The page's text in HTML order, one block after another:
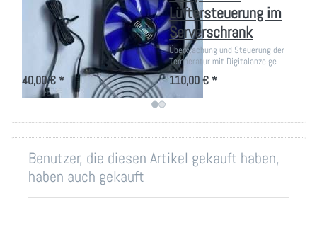
120mm zum
Selbsteinbau
Flüster-Lüfter als Bausatz für
eigene Projekte
40,00 € *
Lüftersteuerung im
Serverschrank
Überwachung und Steuerung der
Temperatur mit Digitalanzeige
110,00 € *
Benutzer, die diesen Artikel gekauft haben,
haben auch gekauft